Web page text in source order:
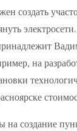
создать
на
на создание